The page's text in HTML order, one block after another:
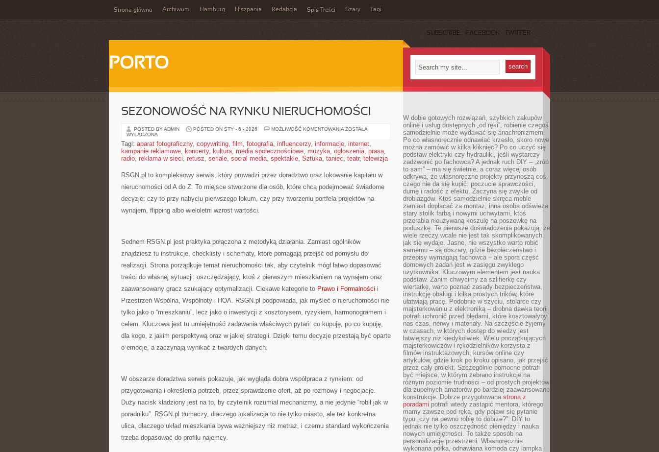
Strona główna Archiwum Hamburg Hiszpania Redakcja Spis Treści Szary Tagi
SUBSCRIBE FACEBOOK TWITTER
PORTO
SEZONOWOŚĆ NA RYNKU NIERUCHOMOŚCI
POSTED BY ADMIN POSTED ON STY - 6 - 2026 MOŻLIWOŚĆ KOMENTOWANIA SEZONOWOŚĆ
NIERUCHOMOŚCI
ZOSTAŁA
WYŁĄCZONA
Tagi: aparat fotograficzny, copywriting, film, fotografia, influencerzy, informacje, internet,
kampanie reklamowe, koncerty, kultura, media społecznościowe, muzyka, ogłoszenia, prasa,
radio, reklama w sieci, retusz, seriale, social media, spektakle, Sztuka, taniec, teatr, telewizja
RSGN.pl to kompleksowy serwis, który prowadzi przez doradztwo oraz lokowanie kapitału w
nieruchomości od A do Z. To miejsce stworzone dla osób, które chcą podejmować świadome
decyzje: czy to przy nabyciu pierwszego lokum, czy przy tworzeniu portfela projektów na
wynajem, flipping albo wieloletni wzrost wartości.
Sednem RSGN.pl jest praktyka połączona z metodyką działania. Zamiast ogólników
znajdziesz tu instrukcje, checklisty i schematy, które pomagają przejść od pomysłu do
realizacji. Strona porządkuje temat nieruchomości tak, aby czytelnik mógł łatwo dopasować
treści do własnej sytuacji: oszczędzający, ktoś z pierwszym mieszkaniem na wynajem oraz
zaawansowany gracz szukający optymalizacji. Ciekawe kategorie to Prawo i Formalności i
Przestrzeń Wspólna, Wspólnoty i HOA. RSGN.pl podpowiada, jak myśleć o nieruchomości nie
tylko jako o “mieszkaniu”, lecz jako o inwestycji z kosztorysem, ryzykiem, harmonogramem i
celem. Kluczowa jest tu umiejętność zadawania właściwych pytań: co kupuję, po co kupuję,
dla kogo, z jakim perspektywą oraz w jakiej strategii. Dzięki temu decyzje przestają być oparte
o emocje, a zaczynają wynikać z twardych danych.
W obszarze doradztwa serwis pokazuje, jak wygląda dobra współpraca z rynkiem: od
przygotowania i określenia potrzeb, przez sprawdzenie ofert, aż po rozmowy i negocjacje.
Duży nacisk kładziony jest na to, by czytelnik rozumiał mechanizmy, a nie jedynie “robił jak w
poradniku”. RSGN.pl tłumaczy, dlaczego lokalizacja to nie tylko miasto, ale też konkretna
ulica, dlaczego układ mieszkania bywa ważniejszy niż metraż, i czemu standard wykończenia
trzeba dopasować do profilu najemcy.
W dobie gotowych rozwiązań, szybkich zakupów
online i usług dostępnych „od ręki”, robienie czegoś
samodzielnie może wydawać się anachronizmem.
Po co własnoręcznie odnawiać krzesło, skoro nowe
można zamówić w kilka kliknięć? Po co uczyć się
podstaw elektryki czy hydrauliki, jeśli wystarczy
zadzwonić po fachowca? A jednak ruch DIY – „zrób
to sam” – ma się świetnie, a coraz więcej osób
odkrywa, że własnoręczne projekty przynoszą coś,
czego nie da się kupić: poczucie sprawczości,
dumę i radość z efektu. Zaczyna się zwykle od
drobiazgów. Ktoś samodzielnie skręca meble
zamiast dopłacać za montaż, inna osoba odświeża
stary stolik farbą i nowymi uchwytami, ktoś
przerabia nieużywaną koszulę na poszewkę na
poduszkę. Te pierwsze doświadczenia pokazują, że
wiele rzeczy wcale nie jest tak skomplikowanych,
jak się wydaje. Jasne, nie wszystko warto robić
samemu – są obszary, gdzie bezpieczeństwo i
przepisy wymagają fachowca – ale spora część
domowych zadań jest w zasięgu zwykłego
użytkownika. Kluczowym elementem jest nauka
podstaw. Zanim chwycimy za szlifierkę czy
wiertarkę, warto poznać zasady bezpieczeństwa,
instrukcję obsługi i kilka prostych trików, które
ułatwiają pracę. Podobnie w szyciu, stolarce czy
majsterkowaniu z elektroniką – drobna dawka teorii
potrafi uchronić przed błędami, które kosztowałyby
nas czas, nerwy i materiały. Na szczęście żyjemy
w czasach, w których dostęp do wiedzy jest
łatwiejszy niż kiedykolwiek. Wielu początkujących
majsterkowiczów i rękodzielników korzysta z
filmów instruktażowych, kursów online czy
artykułów, gdzie krok po kroku opisano, jak przejść
przez cały projekt. Szczególnie pomocne potrafi
być miejsce, w którym zebrano instrukcje na
różnym poziomie trudności – od prostych projektów
dla zupełnych amatorów po bardziej zaawansowane
konstrukcje. Dobrze przygotowana strona z
poradami potrafi wtedy zastąpić mentora, którego
mamy zawsze pod ręką, gdy pojawi się pytanie
typu „czy na pewno robię to dobrze?”. DIY to
jednak nie tylko oszczędność pieniędzy i nauka
nowych umiejętności. To także sposób na
personalizację przestrzeni. Własnoręcznie
wykonana półka, odnawiana komoda czy lampka